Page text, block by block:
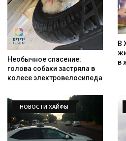
Необычное спасение:
голова собаки застряла в
колесе электровелосипеда
В
в
НОВОСТИ ХАЙФЫ